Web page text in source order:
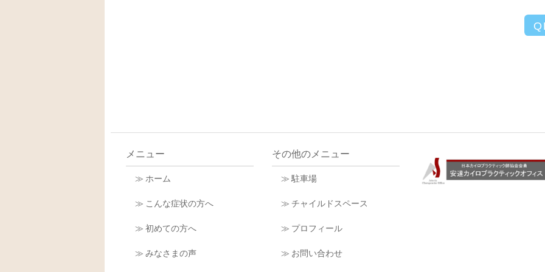
メニュー
≫ ホーム
≫ こんな症状の方へ
≫ 初めての方へ
≫ みなさまの声
その他のメニュー
≫ 駐車場
≫ チャイルドスペース
≫ プロフィール
≫ お問い合わせ